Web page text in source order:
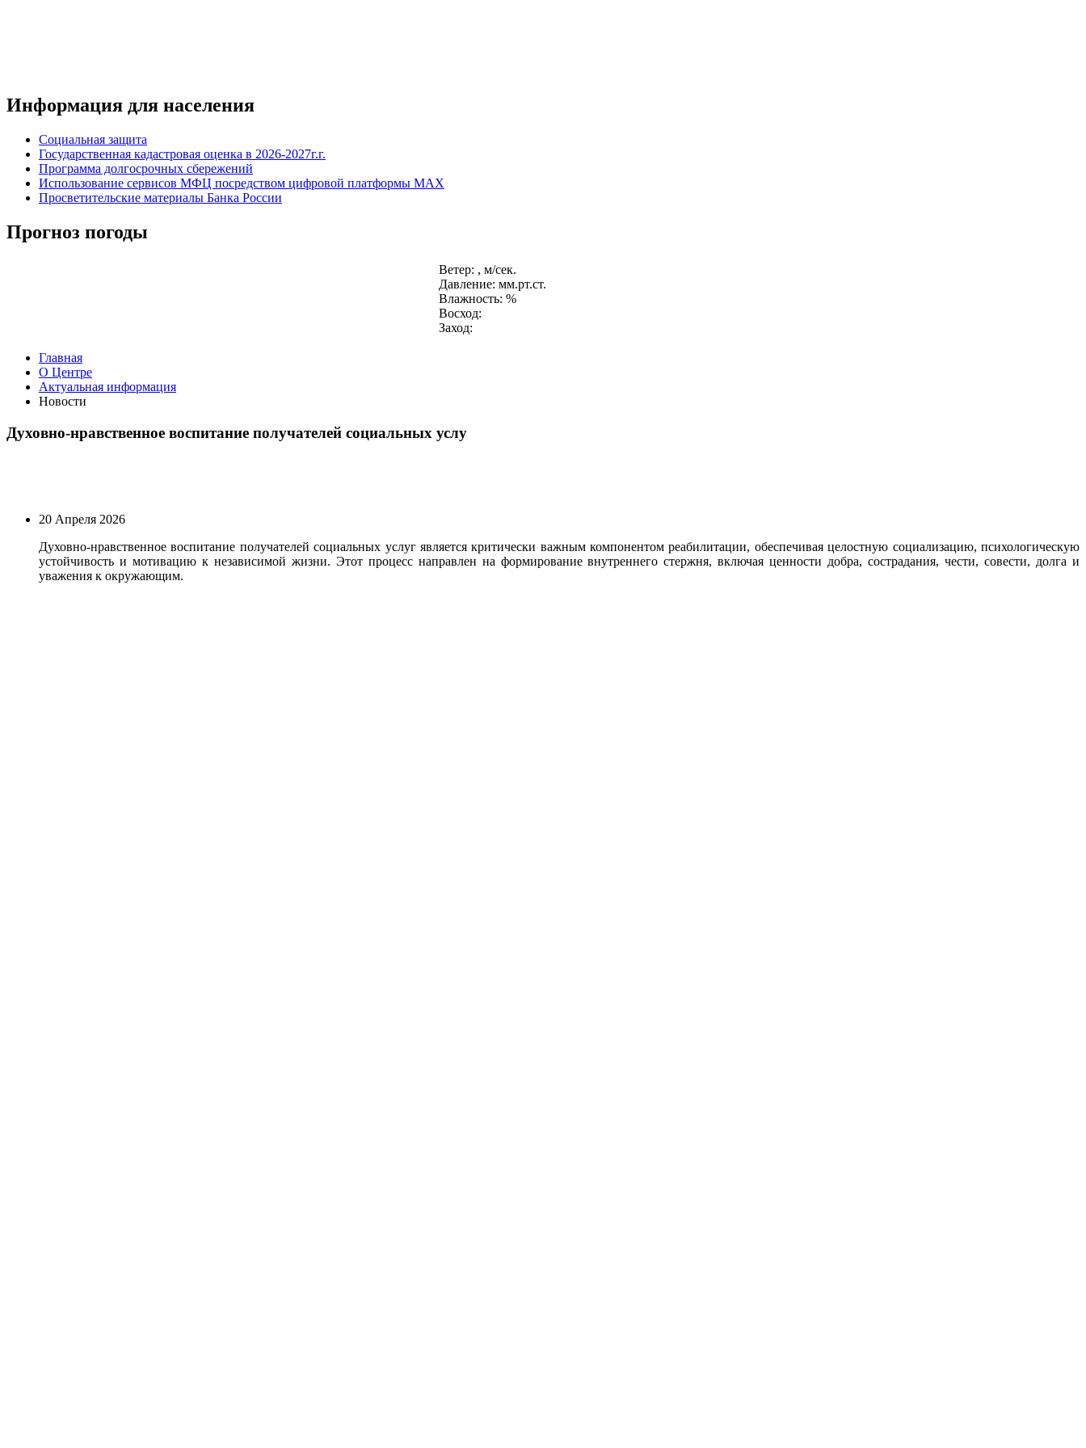
Информация для населения
Социальная защита
Государственная кадастровая оценка в 2026-2027г.г.
Программа долгосрочных сбережений
Использование сервисов МФЦ посредством цифровой платформы MAX
Просветительские материалы Банка России
Прогноз погоды
Ветер: , м/сек.
Давление: мм.рт.ст.
Влажность: %
Восход:
Заход:
Главная
О Центре
Актуальная информация
Новости
Духовно-нравственное воспитание получателей социальных услу
20 Апреля 2026
Духовно-нравственное воспитание получателей социальных услуг является критически важным компонентом реабилитации, обеспечивая целостную социализацию, психологическую
устойчивость и мотивацию к независимой жизни. Этот процесс направлен на формирование внутреннего стержня, включая ценности добра, сострадания, чести, совести, долга и
уважения к окружающим.